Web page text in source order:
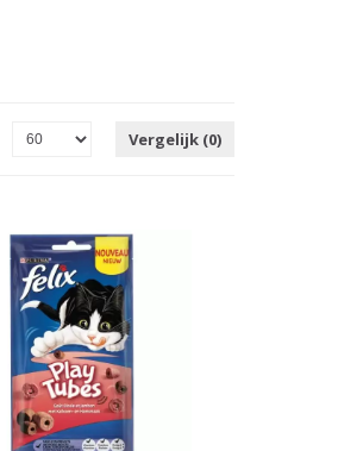
Vergelijk (0)